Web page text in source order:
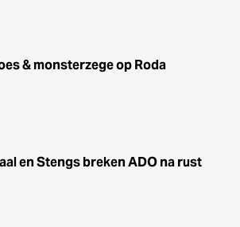
& monsterzege op Roda
en Stengs breken ADO na rust